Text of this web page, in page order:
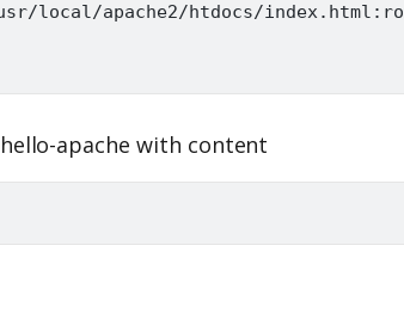
local/apache2/htdocs/index.html:ro
apache with content